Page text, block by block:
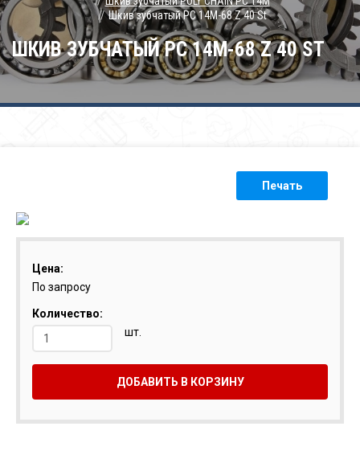
Шкив зубчатый PC 14M-68 Z 40 St
ШКИВ ЗУБЧАТЫЙ PC 14M-68 Z 40 ST
Печать
Цена:
По запросу
Количество:
шт.
ДОБАВИТЬ В КОРЗИНУ